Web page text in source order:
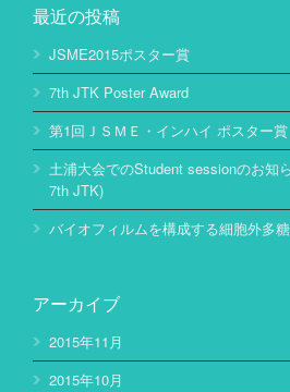
最近の投稿
JSME2015ポスター賞
7th JTK Poster Award
第1回ＪＳＭＥ・インハイ ポスター賞
土浦大会でのStudent sessionのお知
7th JTK)
バイオフィルムを構成する細胞外多
アーカイブ
2015年11月
2015年10月